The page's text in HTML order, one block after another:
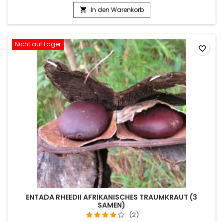
 In den Warenkorb
Nicht auf Lager
ENTADA RHEEDII AFRIKANISCHES TRAUMKRAUT (3
SAMEN)
(2)
favorite_border